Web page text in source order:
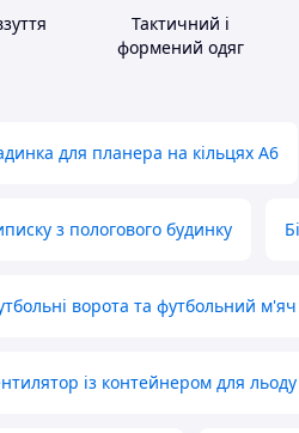
Тактичний і
формений одяг
для планера на кільцях А6
з пологового будинку
ворота та футбольний м'яч
із контейнером для льоду